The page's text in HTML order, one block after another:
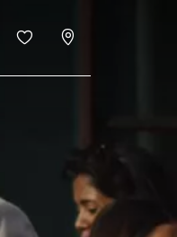
Zu den Modellen